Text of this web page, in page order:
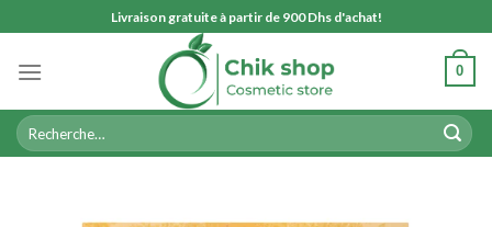
to
content
Livraison gratuite à partir de 900 Dhs d'achat!
0
Recherche
pour :